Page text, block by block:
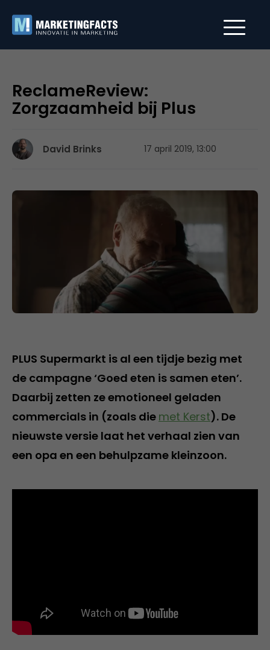
ReclameReview:
Zorgzaamheid bij Plus
David Brinks 17 april 2019, 13:00
PLUS Supermarkt is al een tijdje bezig met
de campagne ‘Goed eten is samen eten’.
Daarbij zetten ze emotioneel geladen
commercials in (zoals die met Kerst). De
nieuwste versie laat het verhaal zien van
een opa en een behulpzame kleinzoon.